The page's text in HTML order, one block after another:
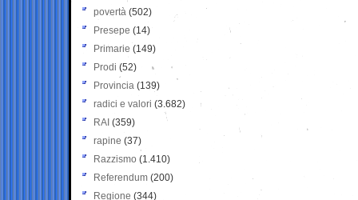
povertà (502)
Presepe (14)
Primarie (149)
Prodi (52)
Provincia (139)
radici e valori (3.682)
RAI (359)
rapine (37)
Razzismo (1.410)
Referendum (200)
Regione (344)